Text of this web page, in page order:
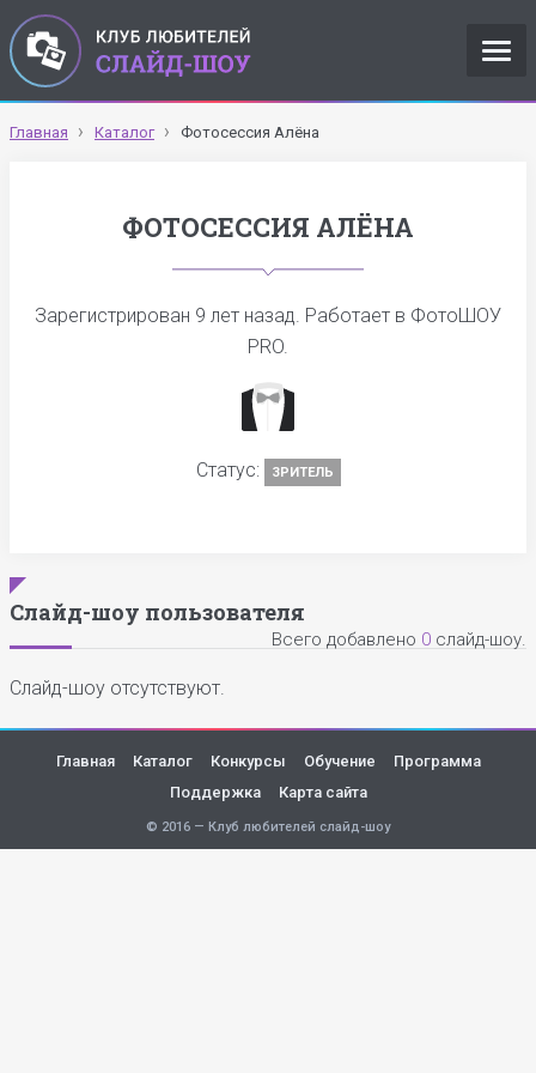
Главная Каталог Фотосессия Алёна
ФОТОСЕССИЯ АЛЁНА
Зарегистрирован 9 лет назад. Работает в ФотоШОУ
PRO.
Статус: ЗРИТЕЛЬ
Слайд-шоу пользователя
Всего добавлено 0 слайд-шоу.
Слайд-шоу отсутствуют.
Главная Каталог Конкурсы Обучение
Программа
Поддержка
Карта сайта
© 2016 — Клуб любителей слайд-шоу